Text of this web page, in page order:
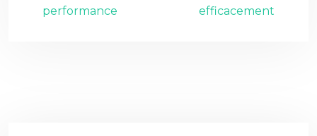
performance
efficacement